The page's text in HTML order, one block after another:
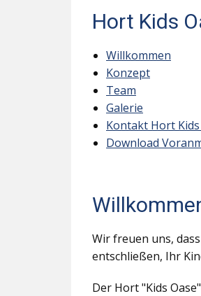
Hort Kids
Willkommen
Konzept
Team
Galerie
Kontakt Hort Kids
Download
Wir freuen uns,
entschließen, Ihr
Der Hort "Kids